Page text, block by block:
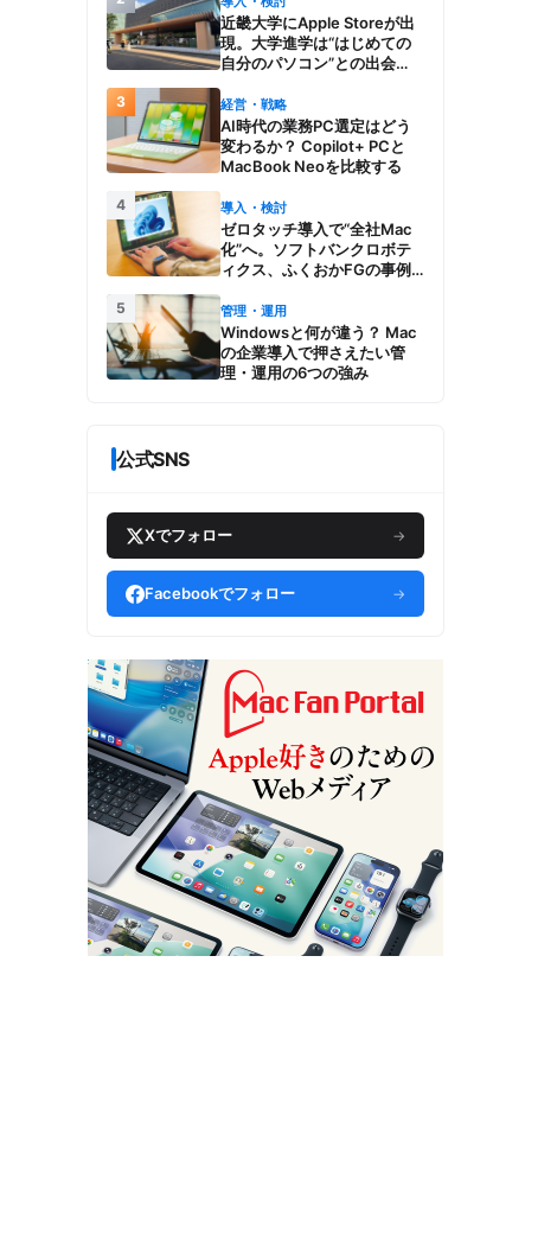
近畿大学にApple Storeが出
現。大学進学は“はじめての
自分のパソコン”との出会
楽しさを、夏のオープンキャ
ンパスでアピール
3 経営・戦略
AI時代の業務PC選定はどう
変わるか？ Copilot+ PCと
MacBook Neoを比較する
4 導入・検討
ゼロタッチ導入で“全社Mac
化”へ。ソフトバンクロボテ
ィクス、ふくおかFGの事例
週のAppleビジネストレン
ド】
5 管理・運用
Windowsと何が違う？ Mac
の企業導入で押さえたい管
理・運用の6つの強み
公式SNS
Xでフォロー →
Facebookでフォロー →